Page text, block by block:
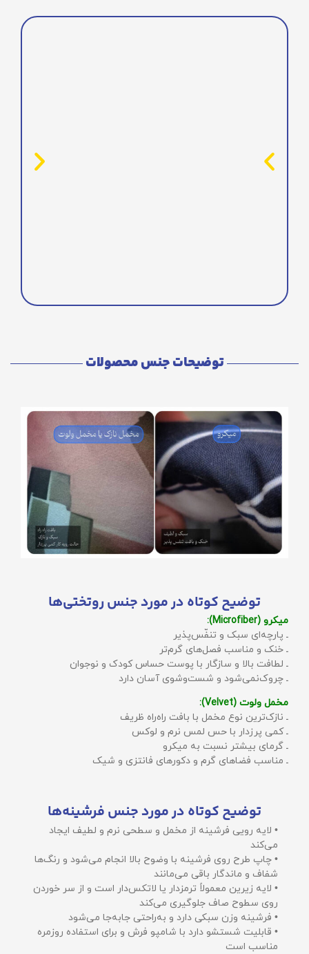
توضیحات جنس محصولات
توضیح کوتاه در مورد جنس روتختی‌ها
میکرو (Microfiber):
ـ پارچه‌ای سبک و تنفّس‌پذیر
ـ خنک و مناسب فصل‌های گرم‌تر
ـ لطافت بالا و سازگار با پوست حساس کودک و نوجوان
ـ چروک‌نمی‌شود و شست‌وشوی آسان دارد
مخمل ولوت (Velvet):
ـ نازک‌ترین نوع مخمل با بافت راه‌راه ظریف
ـ کمی پرزدار با حس لمس نرم و لوکس
ـ گرمای بیشتر نسبت به میکرو
ـ مناسب فضاهای گرم و دکورهای فانتزی و شیک
توضیح کوتاه در مورد جنس فرشینه‌ها
• لایه رویی فرشینه از مخمل و سطحی نرم و لطیف ایجاد
می‌کند
• چاپ طرح روی فرشینه با وضوح بالا انجام می‌شود و رنگ‌ها
شفاف و ماندگار باقی می‌مانند
• لایه زیرین معمولاً ترمزدار یا لاتکس‌دار است و از سر خوردن
روی سطوح صاف جلوگیری می‌کند
• فرشینه وزن سبکی دارد و به‌راحتی جابه‌جا می‌شود
• قابلیت شستشو دارد با شامپو فرش و برای استفاده روزمره
مناسب است